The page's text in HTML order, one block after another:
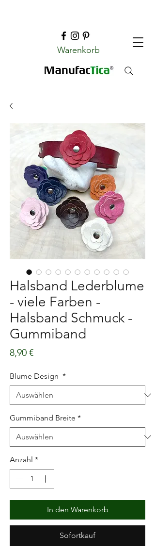
Warenkorb
Halsband Lederblume
- viele Farben -
Halsband Schmuck -
Gummiband
8,90 €Preis
Blume Design *
Gummiband Breite *
Anzahl *
In den Warenkorb
Sofortkauf